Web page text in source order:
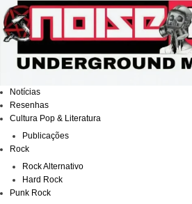
para
o
conteúdo
Notícias
Resenhas
Cultura Pop & Literatura
Publicações
Rock
Rock Alternativo
Hard Rock
Punk Rock